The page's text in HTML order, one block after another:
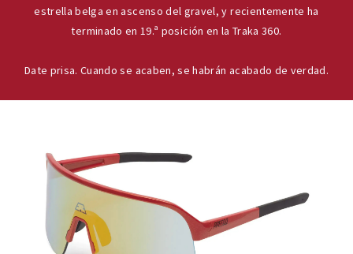
estrella belga en ascenso del gravel, y recientemente ha
terminado en 19.ª posición en la Traka 360.
Date prisa. Cuando se acaben, se habrán acabado de verdad.